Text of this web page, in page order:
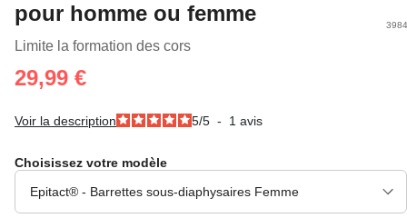
pour homme ou femme
Limite la formation des cors
29,99 €
Voir la description 5/5 - 1 avis
Choisissez votre modèle